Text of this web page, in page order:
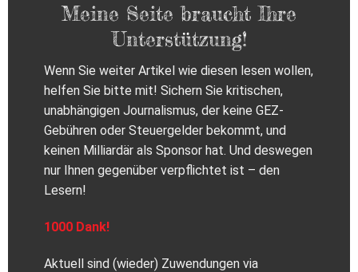
Meine Seite braucht Ihre
Unterstützung!
Wenn Sie weiter Artikel wie diesen lesen wollen,
helfen Sie bitte mit! Sichern Sie kritischen,
unabhängigen Journalismus, der keine GEZ-
Gebühren oder Steuergelder bekommt, und
keinen Milliardär als Sponsor hat. Und deswegen
nur Ihnen gegenüber verpflichtet ist – den
Lesern!
1000 Dank!
Aktuell sind (wieder) Zuwendungen via